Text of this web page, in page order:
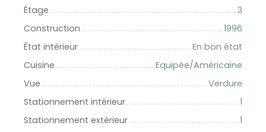
Étage
3
Construction
1996
État intérieur
En bon état
Cuisine
Equipée/Américaine
Vue
Verdure
Stationnement intérieur
1
Stationnement extérieur
1